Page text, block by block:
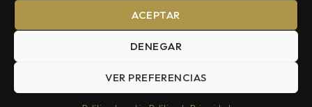
ACEPTAR
DENEGAR
VER PREFERENCIAS
Summa Inferno — Todos los Derechos Reservados © 2026